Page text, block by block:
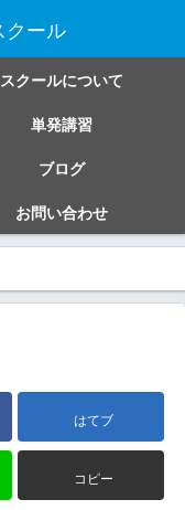
スクールについて
単発講習
ブログ
お問い合わせ
はてブ
コピー